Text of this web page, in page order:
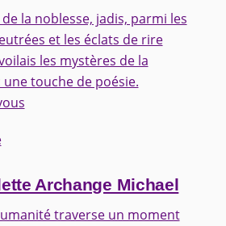
la noblesse, jadis, parmi les
et les éclats de rire
les mystères de la
touche de poésie.
Archange Michael
traverse un moment